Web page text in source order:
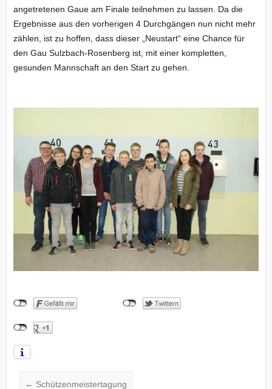
angetretenen Gaue am Finale teilnehmen zu lassen. Da die
Ergebnisse aus den vorherigen 4 Durchgängen nun nicht mehr
zählen, ist zu hoffen, dass dieser „Neustart“ eine Chance für
den Gau Sulzbach-Rosenberg ist, mit einer kompletten,
gesunden Mannschaft an den Start zu gehen.
← Schützenmeistertagung